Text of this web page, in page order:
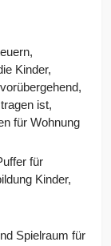
Kinder,
ist,
für Wohnung
für
Kinder,
Spielraum für